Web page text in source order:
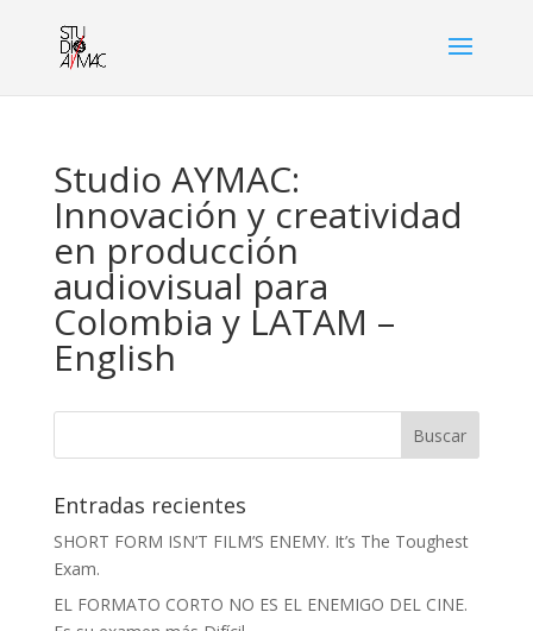
Studio AYMAC:
Innovación y creatividad
en producción
audiovisual para
Colombia y LATAM –
English
Entradas recientes
SHORT FORM ISN’T FILM’S ENEMY. It’s The Toughest
Exam.
EL FORMATO CORTO NO ES EL ENEMIGO DEL CINE.